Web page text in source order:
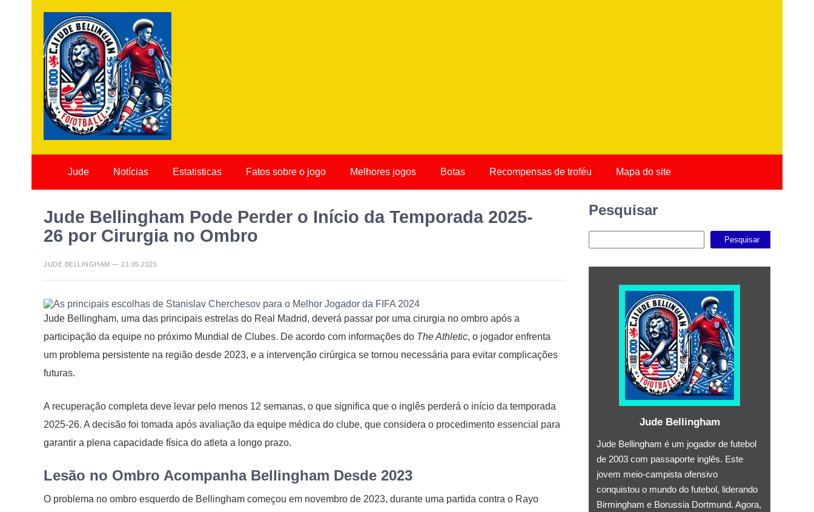
Jude Notícias Estatisticas Fatos sobre o jogo Melhores jogos Botas Recompensas de troféu Mapa do site
Jude Bellingham Pode Perder o Início da Temporada 2025-
26 por Cirurgia no Ombro
JUDE BELLINGHAM — 21.05.2025
Jude Bellingham, uma das principais estrelas do Real Madrid, deverá passar por uma cirurgia no ombro após a
participação da equipe no próximo Mundial de Clubes. De acordo com informações do The Athletic, o jogador enfrenta
um problema persistente na região desde 2023, e a intervenção cirúrgica se tornou necessária para evitar complicações
futuras.
A recuperação completa deve levar pelo menos 12 semanas, o que significa que o inglês perderá o início da temporada
2025-26. A decisão foi tomada após avaliação da equipe médica do clube, que considera o procedimento essencial para
garantir a plena capacidade física do atleta a longo prazo.
Lesão no Ombro Acompanha Bellingham Desde 2023
O problema no ombro esquerdo de Bellingham começou em novembro de 2023, durante uma partida contra o Rayo
Pesquisar
Pesquisar
Jude Bellingham
Jude Bellingham é um jogador de futebol
de 2003 com passaporte inglês. Este
jovem meio-campista ofensivo
conquistou o mundo do futebol, liderando
Birmingham e Borussia Dortmund. Agora,